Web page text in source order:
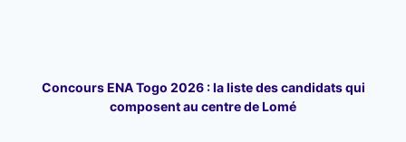
Concours ENA Togo 2026 : la liste des candidats qui
composent au centre de Lomé